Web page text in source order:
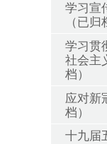
学习宣
（已归
学习贯
社会主
档）
应对新
档）
十九届